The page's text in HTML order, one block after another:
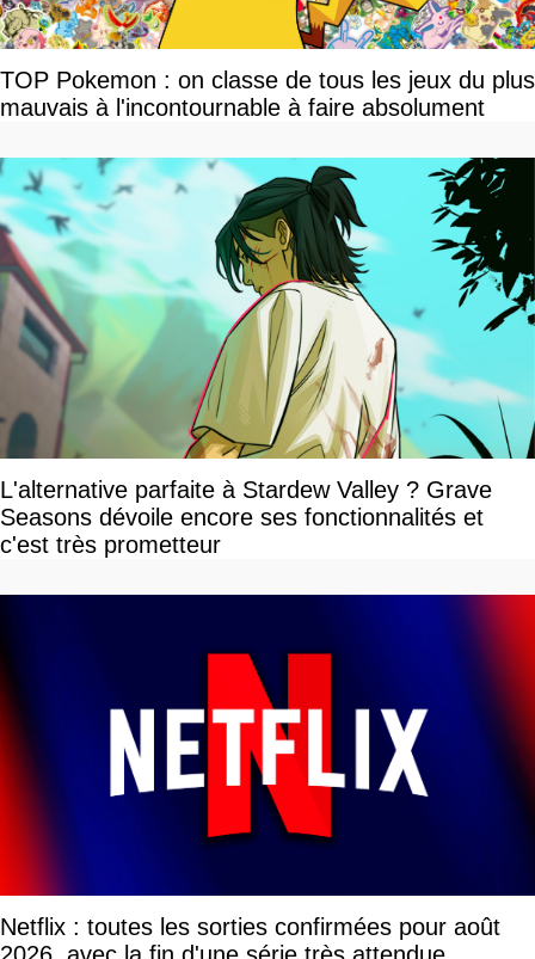
TOP Pokemon : on classe de tous les jeux du plus
mauvais à l'incontournable à faire absolument
L'alternative parfaite à Stardew Valley ? Grave
Seasons dévoile encore ses fonctionnalités et
c'est très prometteur
Netflix : toutes les sorties confirmées pour août